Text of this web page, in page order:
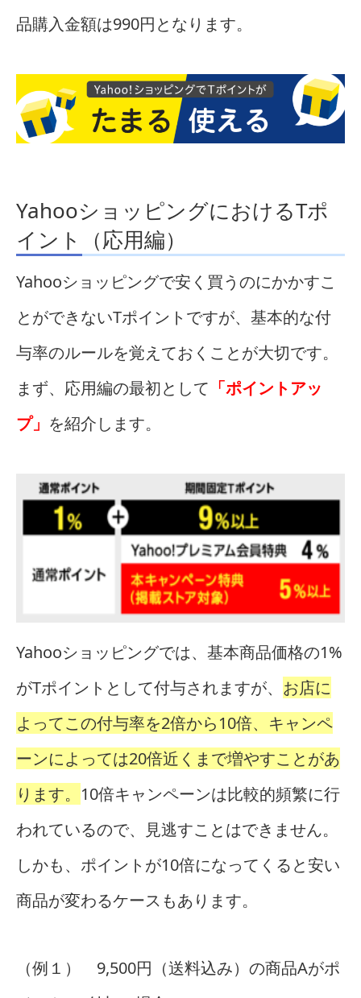
品購入金額は990円となります。
YahooショッピングにおけるTポ
イント（応用編）
Yahooショッピングで安く買うのにかかすこ
とができないTポイントですが、基本的な付
与率のルールを覚えておくことが大切です。
まず、応用編の最初として 「ポイントアッ
プ」 を紹介します。
Yahooショッピングでは、基本商品価格の1%
がTポイントとして付与されますが、 お店に
よってこの付与率を2倍から10倍、キャンペ
ーンによっては20倍近くまで増やすことがあ
ります。 10倍キャンペーンは比較的頻繁に行
われているので、見逃すことはできません。
しかも、ポイントが10倍になってくると安い
商品が変わるケースもあります。
（例１） 9,500円（送料込み）の商品Aがポ